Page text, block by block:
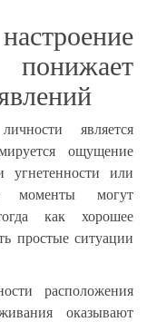
является
ощущение
или
моменты могут
как хорошее
простые ситуации
расположения
оказывают